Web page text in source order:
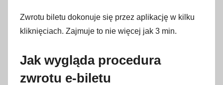
a
n
3
l
Zwrotu biletu dokonuje się przez aplikację w kilku
kliknięciach. Zajmuje to nie więcej jak 3 min.
Jak wygląda procedura
zwrotu e-biletu